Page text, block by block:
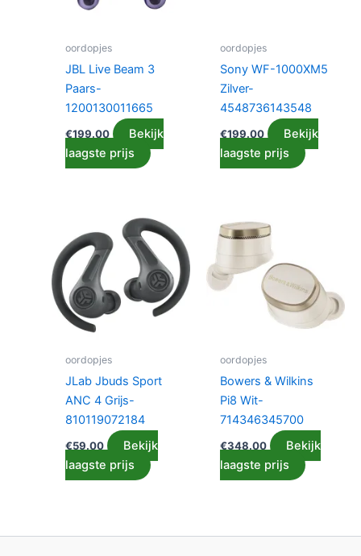
oordopjes
JBL Live Beam 3
Paars-
1200130011665
€199.00
Bekijk
laagste prijs
oordopjes
Sony WF-1000XM5
Zilver-
4548736143548
€199.00
Bekijk
laagste prijs
oordopjes
JLab Jbuds Sport
ANC 4 Grijs-
810119072184
€59.00
Bekijk
laagste prijs
oordopjes
Bowers & Wilkins
Pi8 Wit-
714346345700
€348.00
Bekijk
laagste prijs